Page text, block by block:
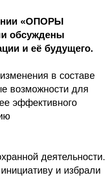
«ОПОРЫ
обсуждены
и её будущего.
в составе
возможности для
эффективного
деятельности.
и избрали